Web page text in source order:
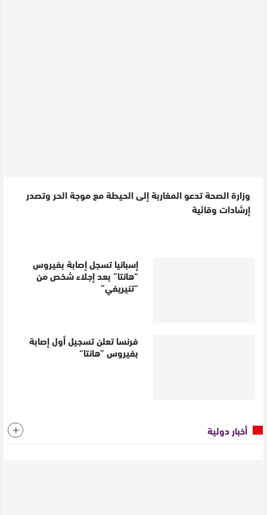
وزارة الصحة تدعو المغاربة إلى الحيطة مع موجة الحر وتصدر
إرشادات وقائية
إسبانيا تسجل إصابة بفيروس
“هانتا” بعد إجلاء شخص من
“تنيريفي”
فرنسا تعلن تسجيل أول إصابة
بفيروس ”هانتا“
أخبار دولية